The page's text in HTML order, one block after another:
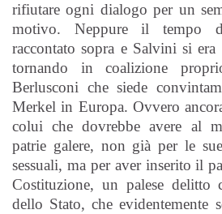
rifiutare ogni dialogo per un
motivo. Neppure il tempo
raccontato sopra e Salvini si
tornando in coalizione
Berlusconi che siede
Merkel in Europa. Ovvero
colui che dovrebbe avere al
patrie galere, non già per le
sessuali, ma per aver inserito il
Costituzione, un palese delitto
dello Stato, che evidentemente